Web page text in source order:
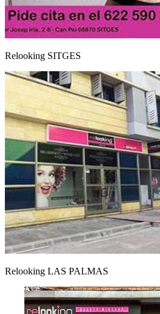
Relooking SITGES
Relooking LAS PALMAS